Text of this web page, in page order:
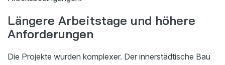
Längere Arbeitstage und höhere
Anforderungen
Die Projekte wurden komplexer. Der innerstädtische Bau